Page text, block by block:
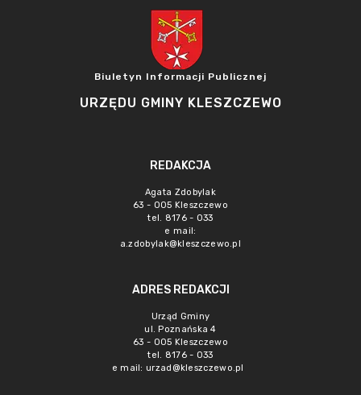
Biuletyn Informacji Publicznej
URZĘDU GMINY KLESZCZEWO
REDAKCJA
Agata Zdobylak
63 - 005 Kleszczewo
tel. 8176 - 033
e mail:
a.zdobylak@kleszczewo.pl
ADRES REDAKCJI
Urząd Gminy
ul. Poznańska 4
63 - 005 Kleszczewo
tel. 8176 - 033
e mail: urzad@kleszczewo.pl